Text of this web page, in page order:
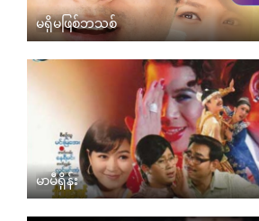
မရှိမဖြစ်ဘသစ်
မာမီရှိန်း